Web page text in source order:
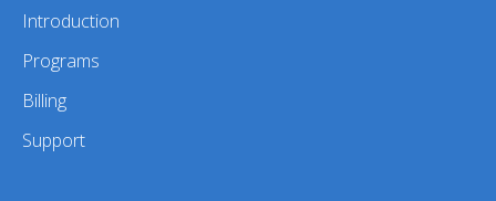
Introduction
Programs
Billing
Support